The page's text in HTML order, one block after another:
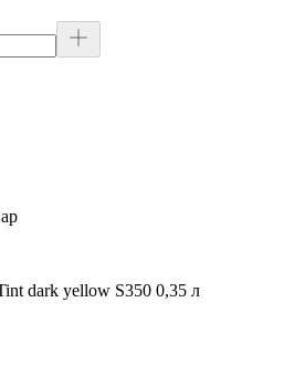
dark yellow S350 0,35 л